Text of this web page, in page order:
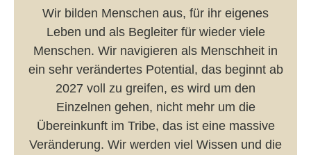
Wir bilden Menschen aus, für ihr eigenes
Leben und als Begleiter für wieder viele
Menschen. Wir navigieren als Menschheit in
ein sehr verändertes Potential, das beginnt ab
2027 voll zu greifen, es wird um den
Einzelnen gehen, nicht mehr um die
Übereinkunft im Tribe, das ist eine massive
Veränderung. Wir werden viel Wissen und die